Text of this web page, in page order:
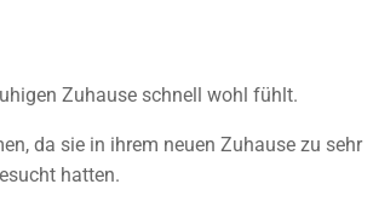
Zuhause schnell wohl fühlt.
da sie in ihrem neuen Zuhause zu sehr
hatten.